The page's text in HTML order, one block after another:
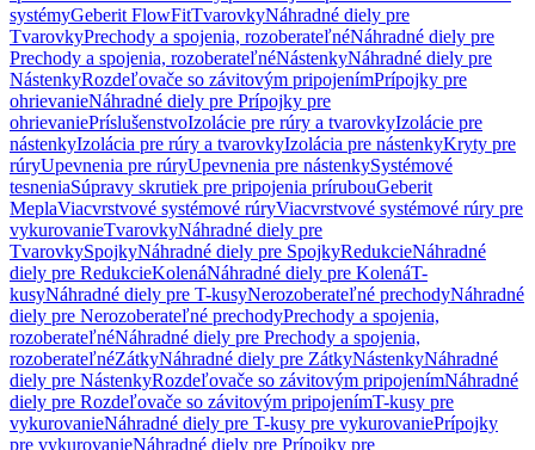
systémyGeberit FlowFitTvarovkyNáhradné diely pre
TvarovkyPrechody a spojenia, rozoberateľnéNáhradné diely pre
Prechody a spojenia, rozoberateľnéNástenkyNáhradné diely pre
NástenkyRozdeľovače so závitovým pripojenímPrípojky pre
ohrievanieNáhradné diely pre Prípojky pre
ohrievaniePríslušenstvoIzolácie pre rúry a tvarovkyIzolácie pre
nástenkyIzolácia pre rúry a tvarovkyIzolácia pre nástenkyKryty pre
rúryUpevnenia pre rúryUpevnenia pre nástenkySystémové
tesneniaSúpravy skrutiek pre pripojenia prírubouGeberit
MeplaViacvrstvové systémové rúryViacvrstvové systémové rúry pre
vykurovanieTvarovkyNáhradné diely pre
TvarovkySpojkyNáhradné diely pre SpojkyRedukcieNáhradné
diely pre RedukcieKolenáNáhradné diely pre KolenáT-
kusyNáhradné diely pre T-kusyNerozoberateľné prechodyNáhradné
diely pre Nerozoberateľné prechodyPrechody a spojenia,
rozoberateľnéNáhradné diely pre Prechody a spojenia,
rozoberateľnéZátkyNáhradné diely pre ZátkyNástenkyNáhradné
diely pre NástenkyRozdeľovače so závitovým pripojenímNáhradné
diely pre Rozdeľovače so závitovým pripojenímT-kusy pre
vykurovanieNáhradné diely pre T-kusy pre vykurovaniePrípojky
pre vykurovanieNáhradné diely pre Prípojky pre